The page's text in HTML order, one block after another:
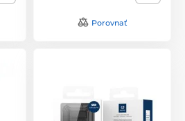
Porovnať